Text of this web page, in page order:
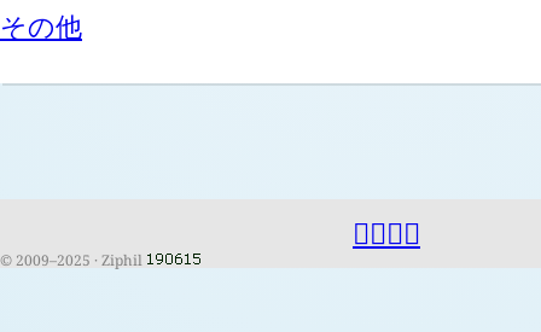
その他
© 2009–2025 Ziphil